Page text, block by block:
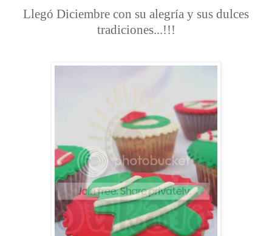
Llegó Diciembre con su alegría y sus dulces
tradiciones...!!!